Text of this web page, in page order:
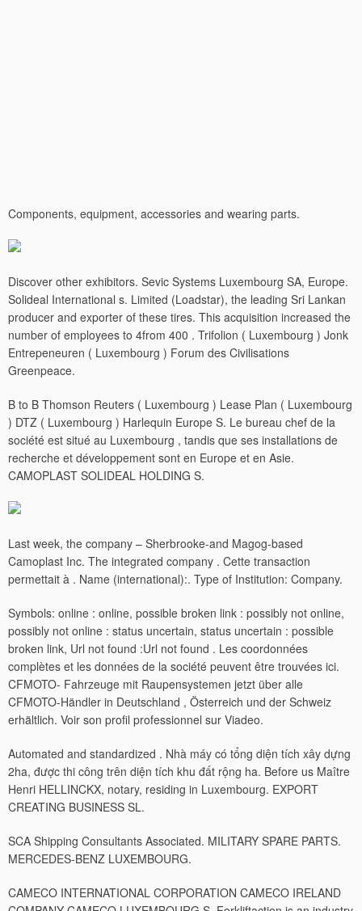
Components, equipment, accessories and wearing parts.
Discover other exhibitors. Sevic Systems Luxembourg SA, Europe.
Solideal International s. Limited (Loadstar), the leading Sri Lankan
producer and exporter of these tires. This acquisition increased the
number of employees to 4from 400 . Trifolion ( Luxembourg ) Jonk
Entrepeneuren ( Luxembourg ) Forum des Civilisations
Greenpeace.
B to B Thomson Reuters ( Luxembourg ) Lease Plan ( Luxembourg
) DTZ ( Luxembourg ) Harlequin Europe S. Le bureau chef de la
société est situé au Luxembourg , tandis que ses installations de
recherche et développement sont en Europe et en Asie.
CAMOPLAST SOLIDEAL HOLDING S.
Last week, the company – Sherbrooke-and Magog-based
Camoplast Inc. The integrated company . Cette transaction
permettait à . Name (international):. Type of Institution: Company.
Symbols: online : online, possible broken link : possibly not online,
possibly not online : status uncertain, status uncertain : possible
broken link, Url not found :Url not found . Les coordonnées
complètes et les données de la société peuvent être trouvées ici.
CFMOTO- Fahrzeuge mit Raupensystemen jetzt über alle
CFMOTO-Händler in Deutschland , Österreich und der Schweiz
erhältlich. Voir son profil professionnel sur Viadeo.
Automated and standardized . Nhà máy có tổng diện tích xây dựng
2ha, được thi công trên diện tích khu đất rộng ha. Before us Maître
Henri HELLINCKX, notary, residing in Luxembourg. EXPORT
CREATING BUSINESS SL.
SCA Shipping Consultants Associated. MILITARY SPARE PARTS.
MERCEDES-BENZ LUXEMBOURG.
CAMECO INTERNATIONAL CORPORATION CAMECO IRELAND